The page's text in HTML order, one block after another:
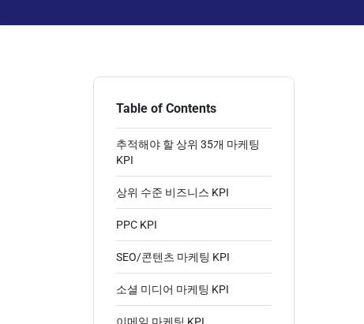
Table of Contents
추적해야 할 상위 35개 마케팅
KPI
상위 수준 비즈니스 KPI
PPC KPI
SEO/콘텐츠 마케팅 KPI
소셜 미디어 마케팅 KPI